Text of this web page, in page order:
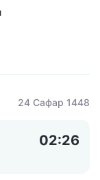
24 Сафар 1448
02:26